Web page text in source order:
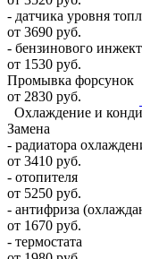
- датчика уровня
от 3690 руб.
- бензинового
от 1530 руб.
Промывка форсунок
от 2830 руб.
Охлаждение и
Замена
- радиатора
от 3410 руб.
- отопителя
от 5250 руб.
- антифриза
от 1670 руб.
- термостата